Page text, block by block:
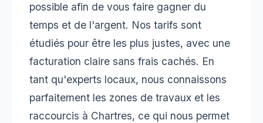
possible afin de vous faire gagner du
temps et de l'argent. Nos tarifs sont
étudiés pour être les plus justes, avec une
facturation claire sans frais cachés. En
tant qu'experts locaux, nous connaissons
parfaitement les zones de travaux et les
raccourcis à Chartres, ce qui nous permet